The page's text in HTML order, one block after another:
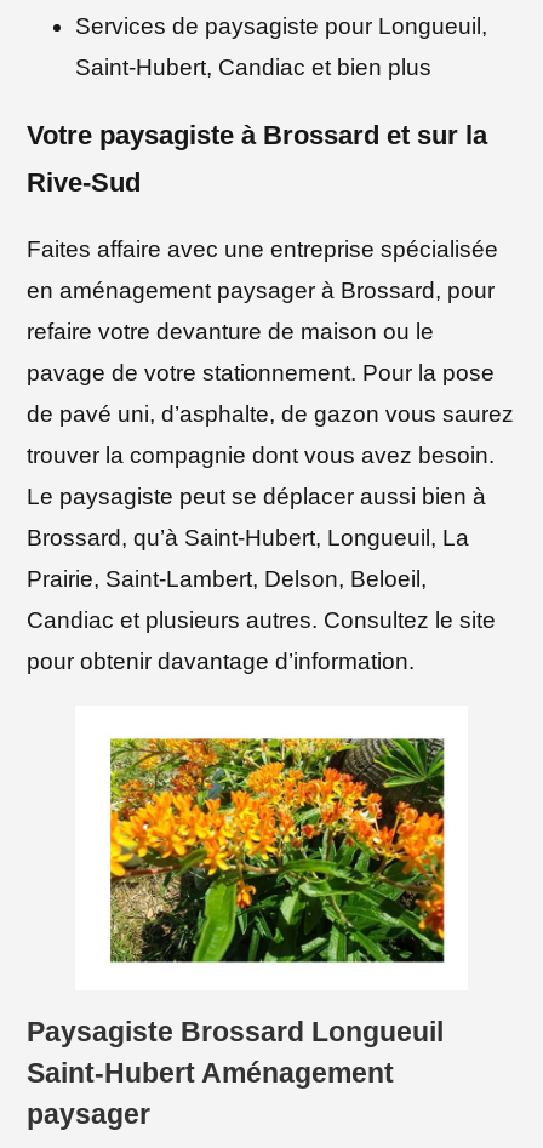
Services de paysagiste pour Longueuil,
Saint-Hubert, Candiac et bien plus
Votre paysagiste à Brossard et sur la
Rive-Sud
Faites affaire avec une entreprise spécialisée
en aménagement paysager à Brossard, pour
refaire votre devanture de maison ou le
pavage de votre stationnement. Pour la pose
de pavé uni, d’asphalte, de gazon vous saurez
trouver la compagnie dont vous avez besoin.
Le paysagiste peut se déplacer aussi bien à
Brossard, qu’à Saint-Hubert, Longueuil, La
Prairie, Saint-Lambert, Delson, Beloeil,
Candiac et plusieurs autres. Consultez le site
pour obtenir davantage d’information.
Paysagiste Brossard Longueuil
Saint-Hubert Aménagement
paysager